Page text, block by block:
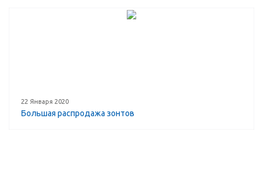
22 Января 2020
Большая распродажа зонтов